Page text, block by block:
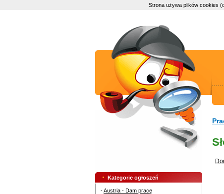
Kategorie ogłoszeń
-Austria - Dam pracę
Strona używa plików cookies